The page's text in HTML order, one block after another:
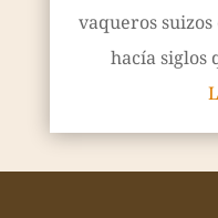
vaqueros
hacía siglos